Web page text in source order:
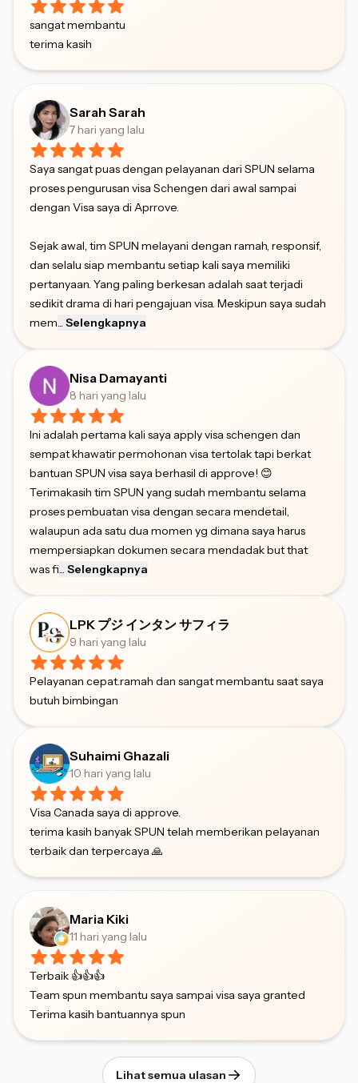
sangat membantu
terima kasih
Sarah Sarah
7 hari yang lalu
Saya sangat puas dengan pelayanan dari SPUN selama
proses pengurusan visa Schengen dari awal sampai
dengan Visa saya di Aprrove.
Sejak awal, tim SPUN melayani dengan ramah, responsif,
dan selalu siap membantu setiap kali saya memiliki
pertanyaan. Yang paling berkesan adalah saat terjadi
sedikit drama di hari pengajuan visa. Meskipun saya sudah
mem... Selengkapnya
Nisa Damayanti
8 hari yang lalu
Ini adalah pertama kali saya apply visa schengen dan
sempat khawatir permohonan visa tertolak tapi berkat
bantuan SPUN visa saya berhasil di approve! 😊
Terimakasih tim SPUN yang sudah membantu selama
proses pembuatan visa dengan secara mendetail,
walaupun ada satu dua momen yg dimana saya harus
mempersiapkan dokumen secara mendadak but that
was fi... Selengkapnya
LPK プジ インタン サフィラ
9 hari yang lalu
Pelayanan cepat.ramah dan sangat membantu saat saya
butuh bimbingan
Suhaimi Ghazali
10 hari yang lalu
Visa Canada saya di approve.
terima kasih banyak SPUN telah memberikan pelayanan
terbaik dan terpercaya 🙏
Maria Kiki
11 hari yang lalu
Terbaik 👍👍👍
Team spun membantu saya sampai visa saya granted
Terima kasih bantuannya spun
Lihat semua ulasan